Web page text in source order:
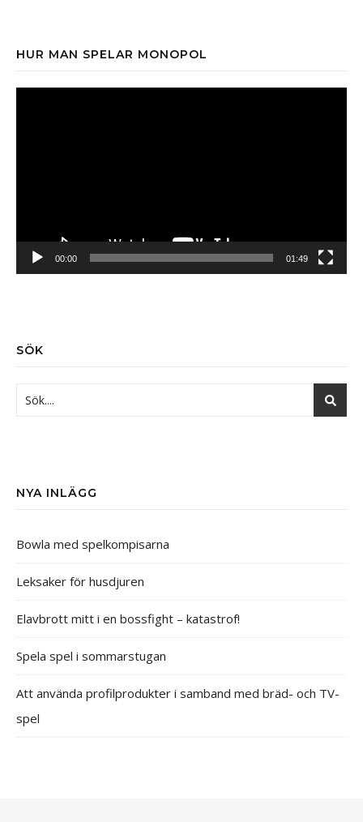
HUR MAN SPELAR MONOPOL
00:00 01:49
SÖK
NYA INLÄGG
Bowla med spelkompisarna
Leksaker för husdjuren
Elavbrott mitt i en bossfight – katastrof!
Spela spel i sommarstugan
Att använda profilprodukter i samband med bräd- och TV-
spel